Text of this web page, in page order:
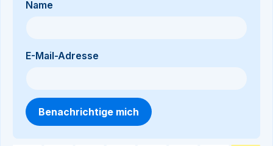
Name
E-Mail-Adresse
Benachrichtige mich